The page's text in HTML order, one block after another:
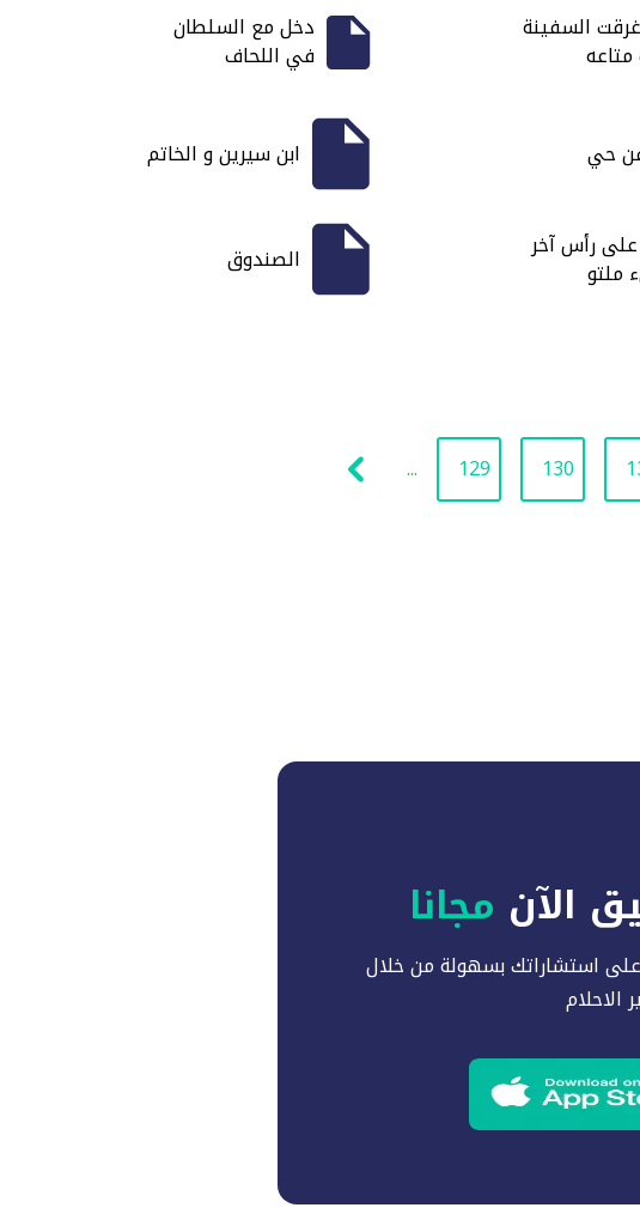
السفينة دخل مع السلطان
في اللحاف
حي ابن سيرين و الخاتم
رأس آخر
ملتو الصندوق
... 129 130
الآن مجانا
استشاراتك بسهولة من خلال